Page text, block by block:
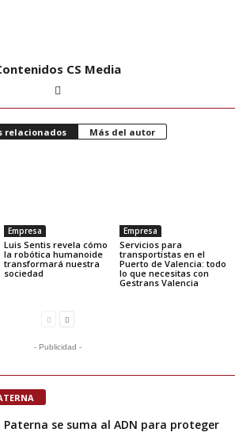
CS Media
relacionados Más del autor
Empresa
Luis Sentis revela cómo
la robótica humanoide
transformará nuestra
sociedad
Empresa
Servicios para
transportistas en el
Puerto de Valencia: todo
lo que necesitas con
Gestrans Valencia
- Publicidad -
Paterna se suma al ADN para proteger